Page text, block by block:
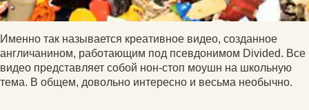
Именно так называется креативное видео, созданное
англичанином, работающим под псевдонимом Divided. Все
видео представляет собой нон-стоп моушн на школьную
тема. В общем, довольно интересно и весьма необычно.